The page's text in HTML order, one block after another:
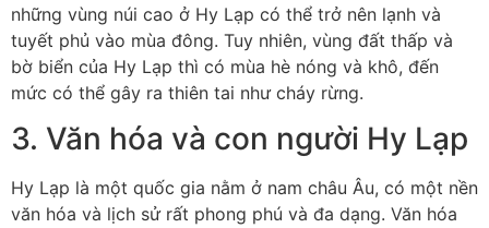
những vùng núi cao ở Hy Lạp có thể trở nên lạnh và
tuyết phủ vào mùa đông. Tuy nhiên, vùng đất thấp và
bờ biển của Hy Lạp thì có mùa hè nóng và khô, đến
mức có thể gây ra thiên tai như cháy rừng.
3. Văn hóa và con người Hy Lạp
Hy Lạp là một quốc gia nằm ở nam châu Âu, có một nền
văn hóa và lịch sử rất phong phú và đa dạng. Văn hóa